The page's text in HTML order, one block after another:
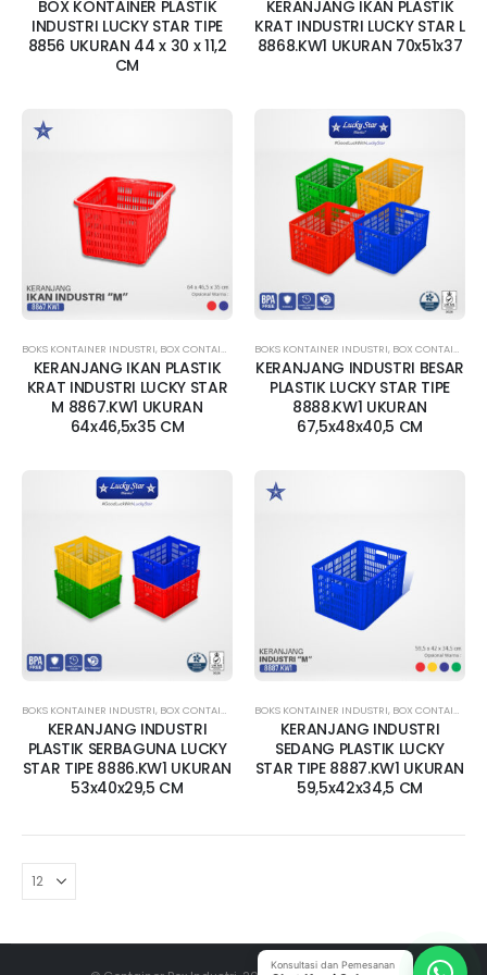
BOX KONTAINER PLASTIK
INDUSTRI LUCKY STAR TIPE
8856 UKURAN 44 x 30 x 11,2
CM
KERANJANG IKAN PLASTIK
KRAT INDUSTRI LUCKY STAR L
8868.KW1 UKURAN 70x51x37
BOKS KONTAINER INDUSTRI, BOX CONTAINER LUBANG ,BOX CONTAINER SEDANG, KERANJANG
KERANJANG IKAN PLASTIK
KRAT INDUSTRI LUCKY STAR
M 8867.KW1 UKURAN
64x46,5x35 CM
BOKS KONTAINER INDUSTRI, BOX CONTAINER BESAR
KERANJANG INDUSTRI BESAR
PLASTIK LUCKY STAR TIPE
8888.KW1 UKURAN
67,5x48x40,5 CM
BOKS KONTAINER INDUSTRI, BOX CONTAINER LUBANG ,BOX CONTAINER SEDANG, BOX
KERANJANG INDUSTRI
PLASTIK SERBAGUNA LUCKY
STAR TIPE 8886.KW1 UKURAN
53x40x29,5 CM
BOKS KONTAINER INDUSTRI, BOX CONTAINER LUBANG
KERANJANG INDUSTRI
SEDANG PLASTIK LUCKY
STAR TIPE 8887.KW1 UKURAN
59,5x42x34,5 CM
Konsultasi dan Pemesanan